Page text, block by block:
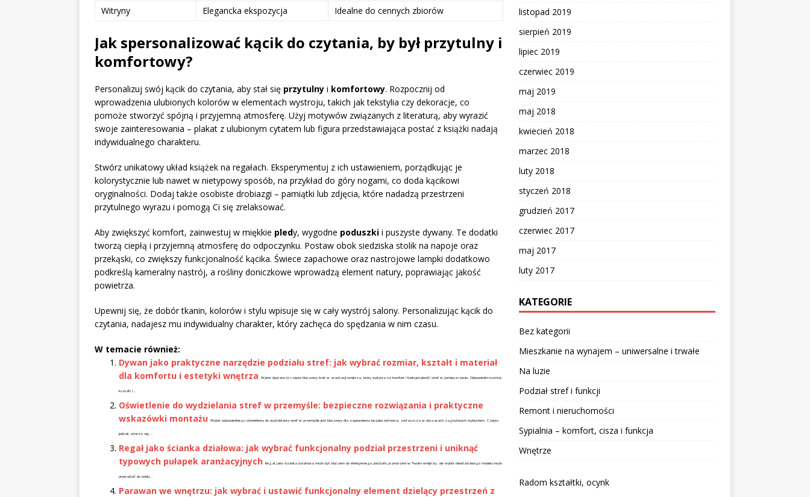
Witryny
Elegancka ekspozycja Idealne do cennych zbiorów
Jak spersonalizować kącik do czytania, by był przytulny i
komfortowy?
Personalizuj swój kącik do czytania, aby stał się przytulny i komfortowy. Rozpocznij od
wprowadzenia ulubionych kolorów w elementach wystroju, takich jak tekstylia czy dekoracje, co
pomoże stworzyć spójną i przyjemną atmosferę. Użyj motywów związanych z literaturą, aby wyrazić
swoje zainteresowania – plakat z ulubionym cytatem lub figura przedstawiająca postać z książki nadają
indywidualnego charakteru.
Stwórz unikatowy układ książek na regałach. Eksperymentuj z ich ustawieniem, porządkując je
kolorystycznie lub nawet w nietypowy sposób, na przykład do góry nogami, co doda kącikowi
oryginalności. Dodaj także osobiste drobiazgi – pamiątki lub zdjęcia, które nadadzą przestrzeni
przytulnego wyrazu i pomogą Ci się zrelaksować.
Aby zwiększyć komfort, zainwestuj w miękkie pledy, wygodne poduszki i puszyste dywany. Te dodatki
tworzą ciepłą i przyjemną atmosferę do odpoczynku. Postaw obok siedziska stolik na napoje oraz
przekąski, co zwiększy funkcjonalność kącika. Świece zapachowe oraz nastrojowe lampki dodatkowo
podkreślą kameralny nastrój, a rośliny doniczkowe wprowadzą element natury, poprawiając jakość
powietrza.
Upewnij się, że dobór tkanin, kolorów i stylu wpisuje się w cały wystrój salony. Personalizując kącik do
czytania, nadajesz mu indywidualny charakter, który zachęca do spędzania w nim czasu.
W temacie również:
Dywan jako praktyczne narzędzie podziału stref: jak wybrać rozmiar, kształt i materiał
dla komfortu i estetyki wnętrza
Wybór dywanu to często kluczowy krok w aranżacji wnętrza, który wpływa na komfort i funkcjonalność stref w pomieszczeniu. Odpowiedni rozmiar,
kształt i...
Oświetlenie do wydzielania stref w przemyśle: bezpieczne rozwiązania i praktyczne
wskazówki montażu
Wybór odpowiedniego oświetlenia do wydzielania stref w przemyśle jest kluczowy dla zapewnienia bezpieczeństwa, zwłaszcza w obszarach zagrożonych wybuchem. Często
jednak zdarza się,...
Regał jako ścianka działowa: jak wybrać funkcjonalny podział przestrzeni i uniknąć
typowych pułapek aranżacyjnych
Regał jako ścianka działowa może być kluczem do efektywnego podziału przestrzeni w Twoim wnętrzu, ale wybór niewłaściwego modelu może
prowadzić do wielu...
Parawan we wnętrzu: jak wybrać i ustawić funkcjonalny element dzielący przestrzeń z
listopad 2019
sierpień 2019
lipiec 2019
czerwiec 2019
maj 2019
maj 2018
kwiecień 2018
marzec 2018
luty 2018
styczeń 2018
grudzień 2017
czerwiec 2017
maj 2017
luty 2017
KATEGORIE
Bez kategorii
Mieszkanie na wynajem – uniwersalne i trwałe
Na luzie
Podział stref i funkcji
Remont i nieruchomości
Sypialnia – komfort, cisza i funkcja
Wnętrze
Radom kształtki, ocynk